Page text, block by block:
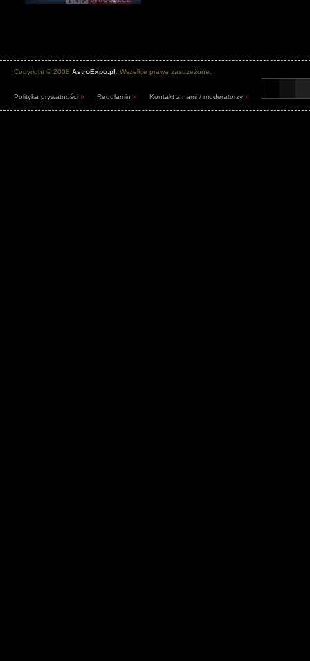
Copyright © 2008 AstroExpo.pl . Wszelkie prawa zastrzeżone.
Polityka prywatności » Regulamin » Kontakt z nami / moderatorzy »